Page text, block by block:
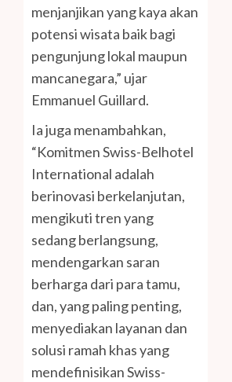
menjanjikan yang kaya akan
potensi wisata baik bagi
pengunjung lokal maupun
mancanegara,” ujar
Emmanuel Guillard.
Ia juga menambahkan,
“Komitmen Swiss-Belhotel
International adalah
berinovasi berkelanjutan,
mengikuti tren yang
sedang berlangsung,
mendengarkan saran
berharga dari para tamu,
dan, yang paling penting,
menyediakan layanan dan
solusi ramah khas yang
mendefinisikan Swiss-